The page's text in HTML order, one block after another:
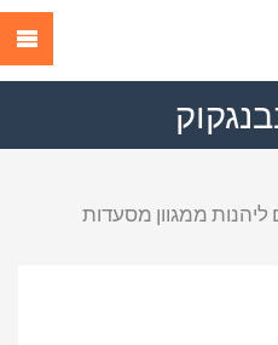
ממגוון מסעדות